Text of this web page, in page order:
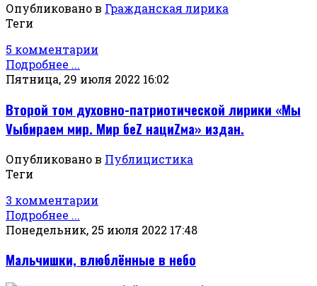
Опубликовано в Гражданская лирика
Теги
5 комментарии
Подробнее ...
Пятница, 29 июля 2022 16:02
Второй том духовно-патриотической лирики «Мы
Vыбираем мир. Мир беZ нациZма» издан.
Опубликовано в Публицистика
Теги
3 комментарии
Подробнее ...
Понедельник, 25 июля 2022 17:48
Мальчишки, влюблённые в небо